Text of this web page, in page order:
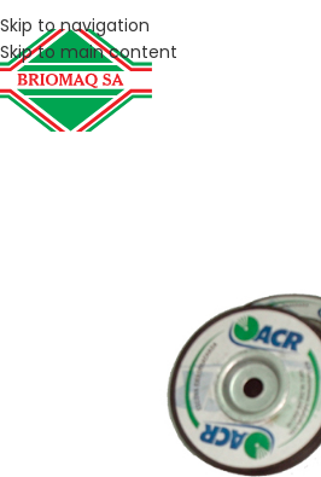
Skip to navigation
Skip to main content